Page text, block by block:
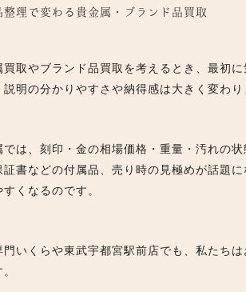
整理で変わる貴金属・ブランド品買取
買取やブランド品買取を考えるとき、最初
説明の分かりやすさや納得感は大きく変わり
では、刻印・金の相場価格・重量・汚れの
証書などの付属品、売り時の見極めが話題
くなるのです。
門いくらや東武宇都宮駅前店でも、私たち